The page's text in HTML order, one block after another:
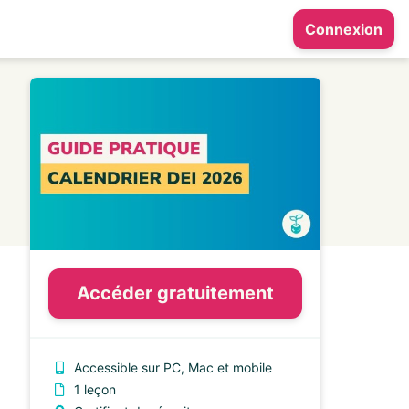
Connexion
Accéder gratuitement
Accessible sur PC, Mac et mobile
1 leçon